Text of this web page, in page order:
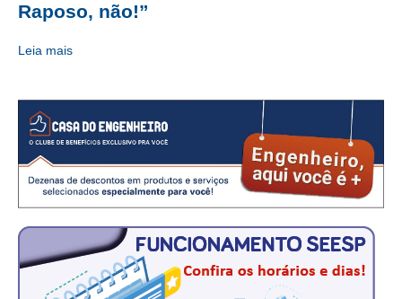
COMPOSIÇÃO
CONSELHOS ASSESSORES
NÚCLEO DA MULHER ENGENHEIRA
TRANSPARÊNCIA
JURÍDICO
ACORDOS, CONVENÇÕES E DISSÍDIOS
Raposo, não!”
Leia mais